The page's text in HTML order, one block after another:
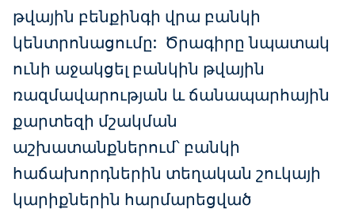
թվային բենքինգի վրա բանկի
կենտրոնացումը: Ծրագիրը նպատակ
ունի աջակցել բանկին թվային
ռազմավարության և ճանապարհային
քարտեզի մշակման
աշխատանքներում՝ բանկի
հաճախորդներին տեղական շուկայի
կարիքներին հարմարեցված